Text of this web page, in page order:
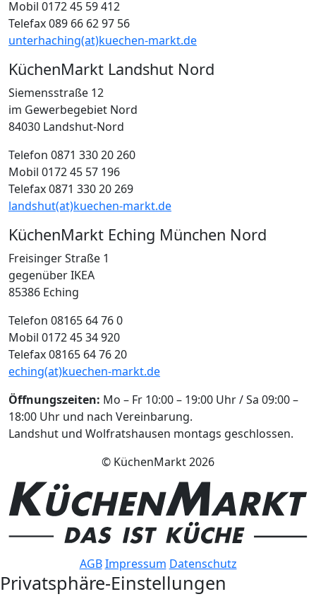
Mobil 0172 45 59 412
Telefax 089 66 62 97 56
unterhaching(at)kuechen-markt.de
KüchenMarkt Landshut Nord
Siemensstraße 12
im Gewerbegebiet Nord
84030 Landshut-Nord
Telefon 0871 330 20 260
Mobil 0172 45 57 196
Telefax 0871 330 20 269
landshut(at)kuechen-markt.de
KüchenMarkt Eching München Nord
Freisinger Straße 1
gegenüber IKEA
85386 Eching
Telefon 08165 64 76 0
Mobil 0172 45 34 920
Telefax 08165 64 76 20
eching(at)kuechen-markt.de
Öffnungszeiten: Mo – Fr 10:00 – 19:00 Uhr / Sa 09:00 –
18:00 Uhr und nach Vereinbarung.
Landshut und Wolfratshausen montags geschlossen.
© KüchenMarkt 2026
AGB Impressum Datenschutz
Privatsphäre-Einstellungen